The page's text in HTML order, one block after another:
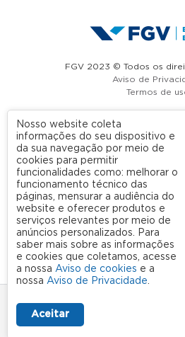
FGV 2023 © Todos os
Aviso de
Termos de
A FGV
Nossas
Dúvidas
Rede
Ouvidoria
Nosso website coleta
informações do seu dispositivo e
da sua navegação por meio de
cookies para permitir
funcionalidades como: melhorar o
funcionamento técnico das
páginas, mensurar a audiência do
website e oferecer produtos e
serviços relevantes por meio de
anúncios personalizados. Para
saber mais sobre as informações
e cookies que coletamos, acesse
a nossa Aviso de cookies e a
nossa Aviso de Privacidade.
Aceitar